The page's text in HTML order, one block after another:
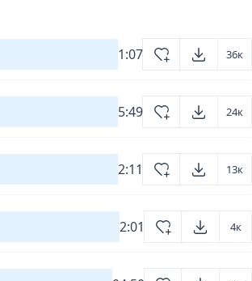
1:07
36к
5:49
24к
2:11
13к
2:01
4к